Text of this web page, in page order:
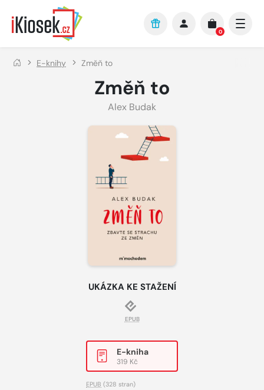
Přejít na hlavní obsah
0
E-knihy Změň to
Změň to
Alex Budak
UKÁZKA KE STAŽENÍ
EPUB
E-kniha
319 Kč
EPUB (328 stran)